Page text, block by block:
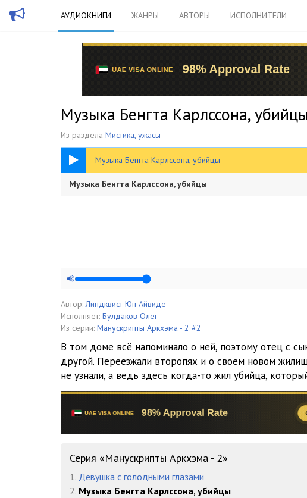
АУДИОКНИГИ ЖАНРЫ АВТОРЫ ИСПОЛНИТЕЛИ
Музыка Бенгта Карлссона,
Из раздела Мистика, ужасы
Музыка Бенгта Карлссона, убийцы
1:20:13
Музыка Бенгта Карлссона, убийцы
Автор: Линдквист Юн Айвиде
Исполняет: Булдаков Олег
Из серии: Манускрипты Аркхэма - 2 #2
В том доме всё напоминало о ней, поэтому отец с
другой. Переезжали второпях и о своем новом
не узнали, а ведь здесь когда-то жил убийца,
Серия «Манускрипты Аркхэма - 2»
1. Девушка с голодными глазами
2. Музыка Бенгта Карлссона, убийцы